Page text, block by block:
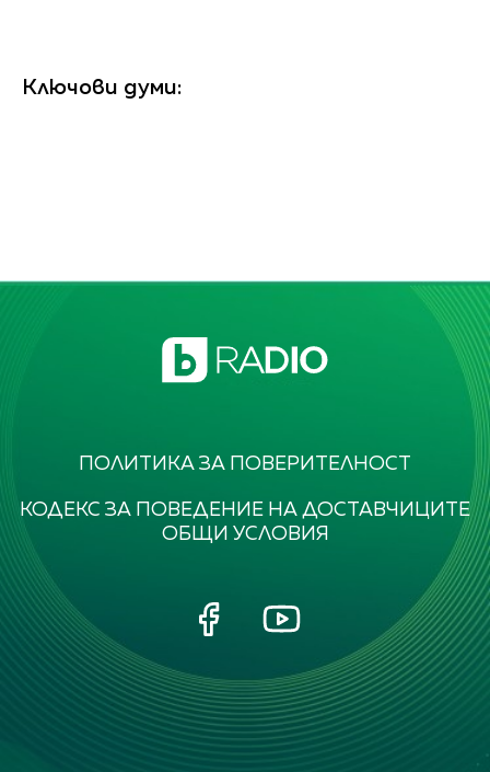
Ключови думи:
ПОЛИТИКА ЗА ПОВЕРИТЕЛНОСТ
КОДЕКС ЗА ПОВЕДЕНИЕ НА ДОСТАВЧИЦИТЕ
ОБЩИ УСЛОВИЯ